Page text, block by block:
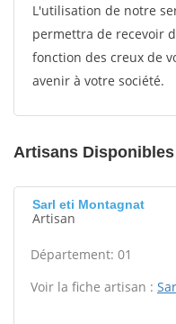
L'utilisation de notre
permettra de recevoir
fonction des creux de
avenir à votre société.
Artisans Disponibles
Sarl eti Montagnat
Artisan
Département: 01
Voir la fiche artisan :